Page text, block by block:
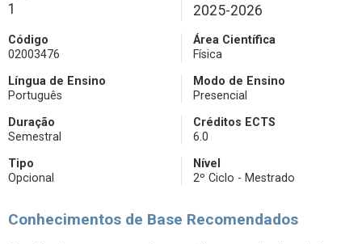
1 2025-2026
Código
02003476
Área Científica
Física
Língua de Ensino
Português
Modo de Ensino
Presencial
Duração
Semestral
Créditos ECTS
6.0
Tipo
Opcional
Nível
2º Ciclo - Mestrado
Conhecimentos de Base Recomendados